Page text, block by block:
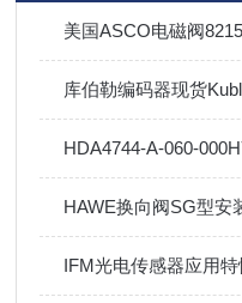
美国ASCO电磁阀
库伯勒编码器现货
HDA4744-A-060-
HAWE换向阀SG型安
IFM光电传感器应用特